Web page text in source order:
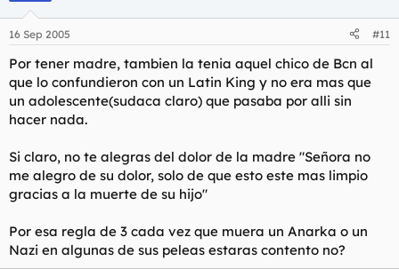
16 Sep 2005 #11
Por tener madre, tambien la tenia aquel chico de Bcn al
que lo confundieron con un Latin King y no era mas que
un adolescente(sudaca claro) que pasaba por alli sin
hacer nada.
Si claro, no te alegras del dolor de la madre "Señora no
me alegro de su dolor, solo de que esto este mas limpio
gracias a la muerte de su hijo"
Por esa regla de 3 cada vez que muera un Anarka o un
Nazi en algunas de sus peleas estaras contento no?